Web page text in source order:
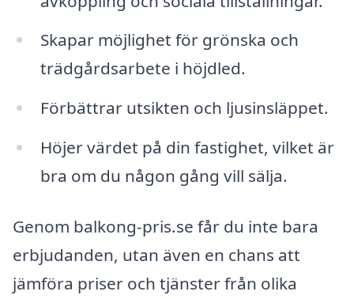
Skapar möjlighet för grönska och
trädgårdsarbete i höjdled.
Förbättrar utsikten och ljusinsläppet.
Höjer värdet på din fastighet, vilket är
bra om du någon gång vill sälja.
Genom balkong-pris.se får du inte bara
erbjudanden, utan även en chans att
jämföra priser och tjänster från olika